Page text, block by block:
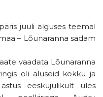
juuli alguses teemal
– Lõunaranna sadam
vaadata Lõunaranna
oli aluseid kokku ja
eeskujulikult üles